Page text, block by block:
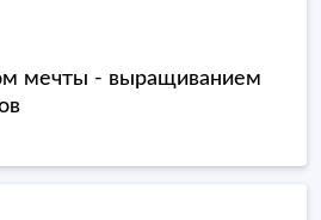
мечты - выращиванием